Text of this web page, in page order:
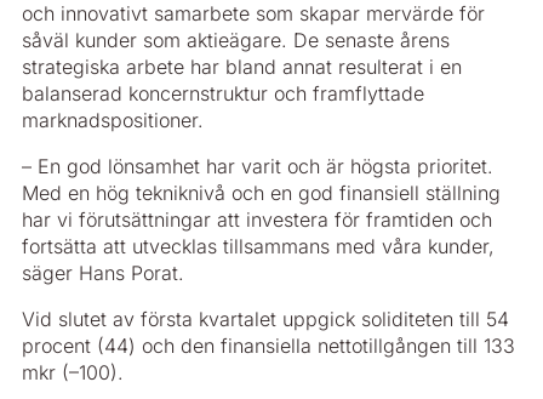
och innovativt samarbete som skapar mervärde för
såväl kunder som aktieägare. De senaste årens
strategiska arbete har bland annat resulterat i en
balanserad koncernstruktur och framflyttade
marknadspositioner.
– En god lönsamhet har varit och är högsta prioritet.
Med en hög tekniknivå och en god finansiell ställning
har vi förutsättningar att investera för framtiden och
fortsätta att utvecklas tillsammans med våra kunder,
säger Hans Porat.
Vid slutet av första kvartalet uppgick soliditeten till 54
procent (44) och den finansiella nettotillgången till 133
mkr (–100).